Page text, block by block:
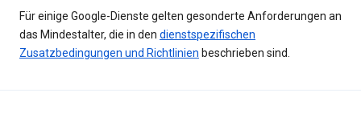
Für einige Google-Dienste gelten gesonderte Anforderungen an
das Mindestalter, die in den dienstspezifischen
Zusatzbedingungen und Richtlinien beschrieben sind.